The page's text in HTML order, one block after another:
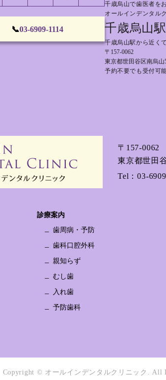
📞03-6909-1114
千歳烏山で歯医者を
オールインデンタル
千歳烏山
千歳烏山駅から近く
〒157-0062
東京都世田谷区南烏山
予約不要でも受付可
〒157-0062
東京都世田
Tel：03-
診療案内
歯周病・予防
歯科口腔外科
親知らず
むし歯
入れ歯
予防歯科
Copyright © オールインデンタルクリニック.All